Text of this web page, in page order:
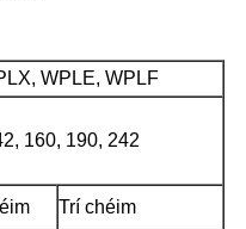
WPLE, WPLF
160, 190, 242
Trí chéim